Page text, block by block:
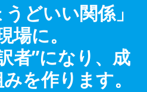
どいい関係」
場に。
者”になり、成
を作ります。